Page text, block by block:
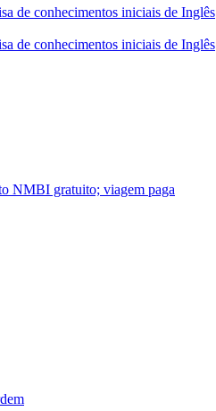
de conhecimentos iniciais de Inglês
de conhecimentos iniciais de Inglês
NMBI gratuito; viagem paga